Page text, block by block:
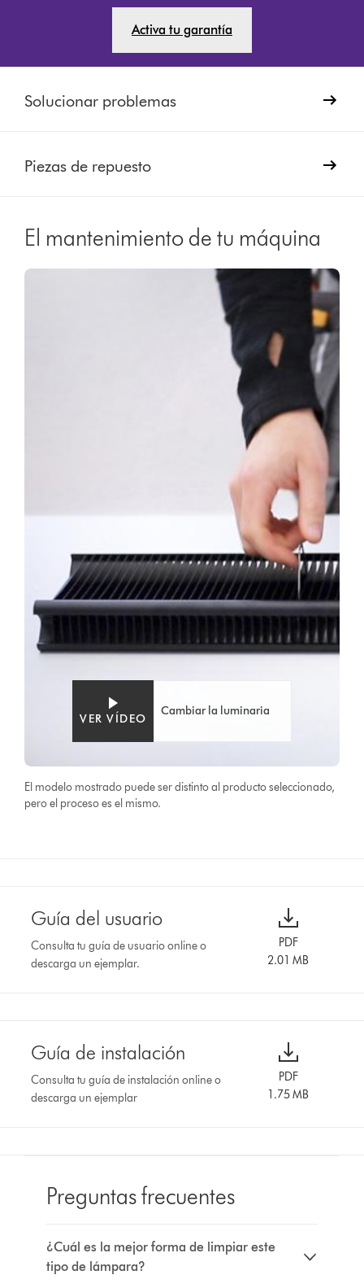
Activa tu garantía
Solucionar problemas
Piezas de repuesto
El mantenimiento de tu máquina
VER VÍDEO
Cambiar la luminaria
El modelo mostrado puede ser distinto al producto seleccionado,
pero el proceso es el mismo.
Guía del usuario
Consulta tu guía de usuario online o
descarga un ejemplar.
PDF
2.01 MB
Guía de instalación
Consulta tu guía de instalación online o
descarga un ejemplar
PDF
1.75 MB
Preguntas frecuentes
¿Cuál es la mejor forma de limpiar este
tipo de lámpara?